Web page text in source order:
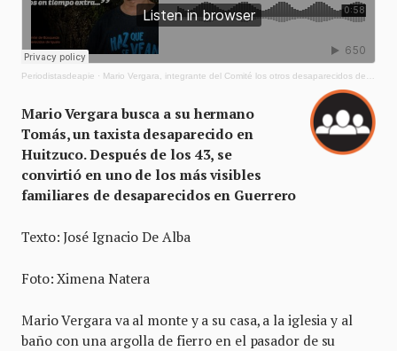
Periodistasdeapie · Mario Vergara, integrante del Comité los otros desaparecidos de Iguala
Mario Vergara busca a su hermano
Tomás, un taxista desaparecido en
Huitzuco. Después de los 43, se
convirtió en uno de los más visibles
familiares de desaparecidos en Guerrero
Texto: José Ignacio De Alba
Foto: Ximena Natera
Mario Vergara va al monte y a su casa, a la iglesia y al
baño con una argolla de fierro en el pasador de su